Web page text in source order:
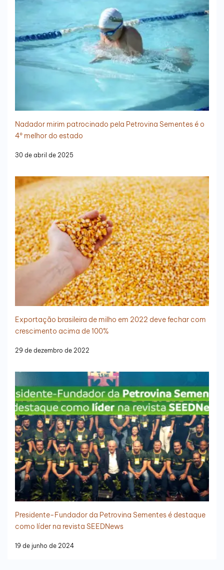
Nadador mirim patrocinado pela Petrovina Sementes é o
4º melhor do estado
30 de abril de 2025
Exportação brasileira de milho em 2022 deve fechar com
crescimento acima de 100%
29 de dezembro de 2022
Presidente-Fundador da Petrovina Sementes é destaque
como líder na revista SEEDNews
19 de junho de 2024